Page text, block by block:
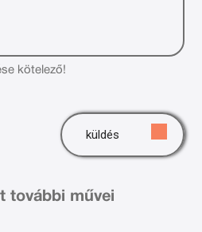
kötelező!
küldés
további művei